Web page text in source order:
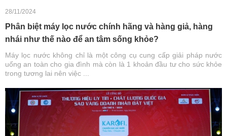
28/11/2024
Phân biệt máy lọc nước chính hãng và hàng giả, hàng
nhái như thế nào để an tâm sống khỏe?
Máy lọc nước không chỉ là một công cụ cung cấp giải pháp nước
uống an toàn cho gia đình mà còn là 1 khoản đầu tư cho sức khỏe
trong tương lai nên việc ...